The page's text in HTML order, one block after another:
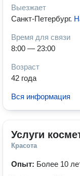
Выезжает
Санкт-Петербург.
Время для связи
8:00 — 23:00
Возраст
42 года
Вся информация
Услуги
Красота
Опыт: Более 10